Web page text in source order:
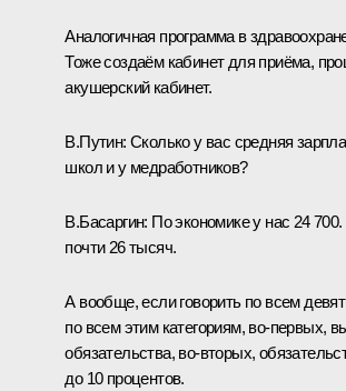
Аналогичная программа в
Тоже создаём кабинет для приёма,
акушерский кабинет.
В.Путин: Сколько у вас средняя
школ и у медработников?
В.Басаргин: По экономике у нас 24
почти 26 тысяч.
А вообще, если говорить по всем
по всем этим категориям, во‑первых,
обязательства, во‑вторых,
до 10 процентов.